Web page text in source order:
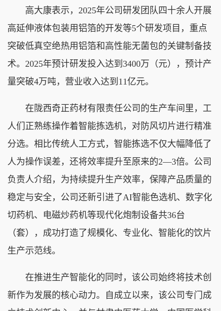
高大康表示，2025年公司研发团队四十余人开展
高延伸液体包装用铝箔的开发等5个研发项目，重点
突破低真空绝热用铝箔和高性能无菌包的关键制备技
术。2025年预计研发投入达到3400万（元），预计产
量突破4万吨，营业收入达到11亿元。
在陇西奇正药材有限责任公司的生产车间里，工
人们正熟练操作着智能拣选机，对防风切片进行精准
分选。相比传统人工方式，智能拣选不仅大幅降低了
人为操作误差，还将效率提升至原来的2—3倍。公司
负责人介绍，为持续提升生产效率，保障产品质量的
稳定与安全，公司还新引进了AI智能色选机、数字化
切药机、电磁炒药机等现代化炮制设备共36台
（套），成功打造了规模化、专业化、智能化的饮片
生产示范线。
在推进生产智能化的同时，该公司始终将技术创
新作为发展的核心动力。自成立以来，该公司专门成